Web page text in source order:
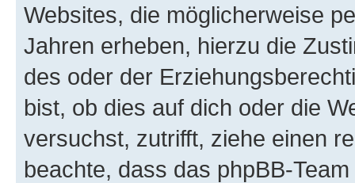
Websites, die möglicherweise
Jahren erheben, hierzu die
des oder der
bist, ob dies auf dich oder die
versuchst, zutrifft, ziehe einen
beachte, dass das phpBB-